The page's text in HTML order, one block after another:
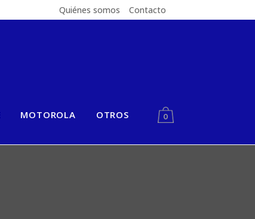
Quiénes somos Contacto
MOTOROLA OTROS 0